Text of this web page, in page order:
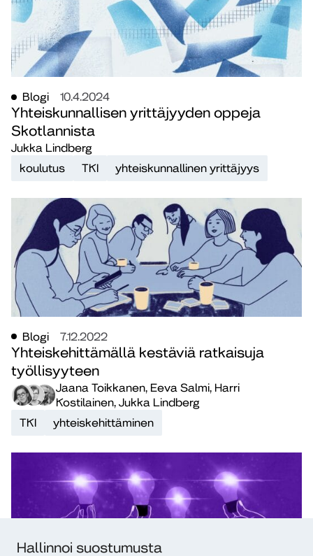
Hallinnoi suostumusta
Blogi 10.4.2024
Yhteiskunnallisen yrittäjyyden oppeja
Skotlannista
Jukka Lindberg
koulutus
TKI yhteiskunnallinen yrittäjyys
Blogi 7.12.2022
Yhteiskehittämällä kestäviä ratkaisuja
työllisyyteen
Jaana Toikkanen, Eeva Salmi, Harri
Kostilainen, Jukka Lindberg
TKI
yhteiskehittäminen